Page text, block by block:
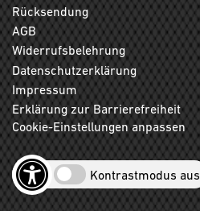
Rücksendung
AGB
Widerrufsbelehrung
Datenschutzerklärung
Impressum
Erklärung zur Barrierefreiheit
Cookie-Einstellungen anpassen
Kontrastmodus aus